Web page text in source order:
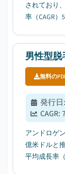
されており
率（CAGR
男性型
無料の
発行日:
CAGR:
アンドロゲ
億米ドルと
平均成長率